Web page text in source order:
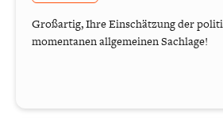
Großartig, Ihre Einschätzung der
momentanen allgemeinen Sachlage!